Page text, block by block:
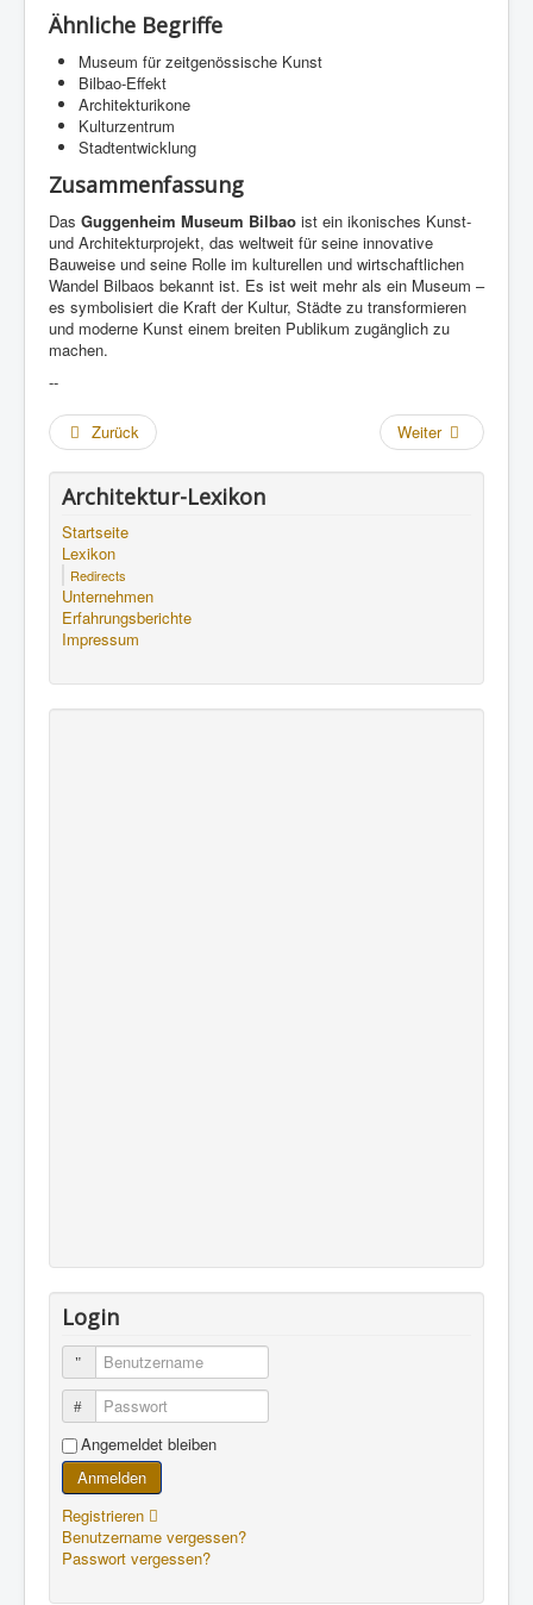
Ähnliche Begriffe
Museum für zeitgenössische Kunst
Bilbao-Effekt
Architekturikone
Kulturzentrum
Stadtentwicklung
Zusammenfassung
Das Guggenheim Museum Bilbao ist ein ikonisches Kunst-
und Architekturprojekt, das weltweit für seine innovative
Bauweise und seine Rolle im kulturellen und wirtschaftlichen
Wandel Bilbaos bekannt ist. Es ist weit mehr als ein Museum –
es symbolisiert die Kraft der Kultur, Städte zu transformieren
und moderne Kunst einem breiten Publikum zugänglich zu
machen.
--
Zurück Weiter
Architektur-Lexikon
Startseite
Lexikon
Redirects
Unternehmen
Erfahrungsberichte
Impressum
Login
Benutzername
Passwort
Angemeldet bleiben
Anmelden
Registrieren
Benutzername vergessen?
Passwort vergessen?